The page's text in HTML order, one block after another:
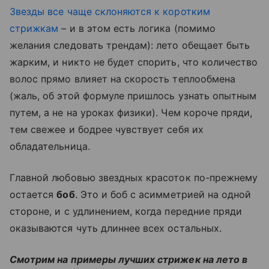
Звезды все чаще склоняются к коротким
стрижкам – и в этом есть логика (помимо
желания следовать трендам): лето обещает быть
жарким, и никто не будет спорить, что количество
волос прямо влияет на скорость теплообмена
(жаль, об этой формуле пришлось узнать опытным
путем, а не на уроках физики). Чем короче пряди,
тем свежее и бодрее чувствует себя их
обладательница.
Главной любовью звездных красоток по-прежнему
остаетсябоб. Это и боб с асимметрией на одной
стороне, и с удлинением, когда передние пряди
оказываются чуть длиннее всех остальных.
Смотрим на примеры лучших стрижек на лето в